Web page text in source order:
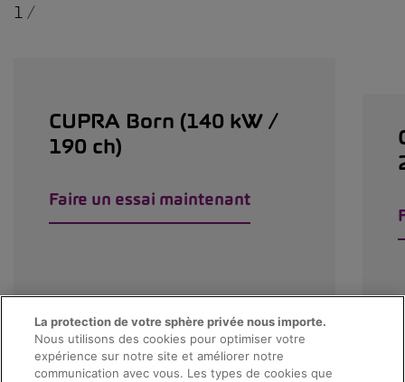
1 /
CUPRA Born (140 kW /
190 ch)
Faire un essai maintenant
La protection de votre sphère privée nous importe.
Nous utilisons des cookies pour optimiser votre
expérience sur notre site et améliorer notre
communication avec vous. Les types de cookies que